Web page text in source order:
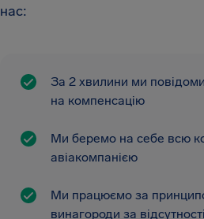
нас:
За 2 хвилини ми
на компенсацію
Ми беремо на себе всю
авіакомпанією
Ми працюємо за
винагороди за